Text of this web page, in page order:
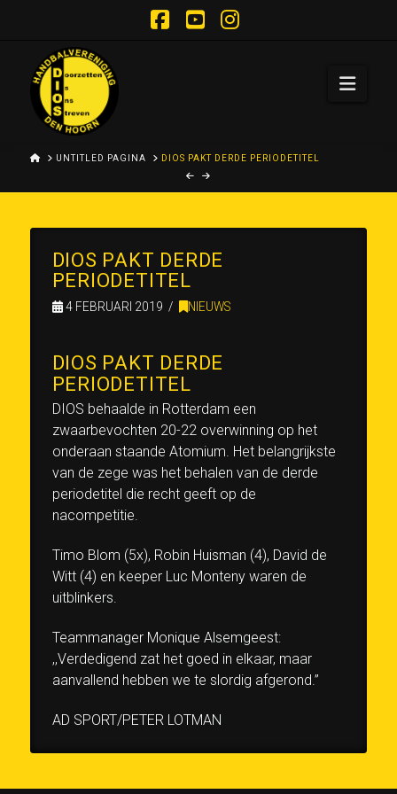
HOMEUNTITLED PAGINA DIOS PAKT DERDE PERIODETITEL
DIOS PAKT DERDE
PERIODETITEL
4 FEBRUARI 2019 NIEUWS
DIOS PAKT DERDE
PERIODETITEL
DIOS behaalde in Rotterdam een
zwaarbevochten 20-22 overwinning op het
onderaan staande Atomium. Het belangrijkste
van de zege was het behalen van de derde
periodetitel die recht geeft op de
nacompetitie.
Timo Blom (5x), Robin Huisman (4), David de
Witt (4) en keeper Luc Monteny waren de
uitblinkers.
Teammanager Monique Alsemgeest:
,,Verdedigend zat het goed in elkaar, maar
aanvallend hebben we te slordig afgerond.”
AD SPORT/PETER LOTMAN